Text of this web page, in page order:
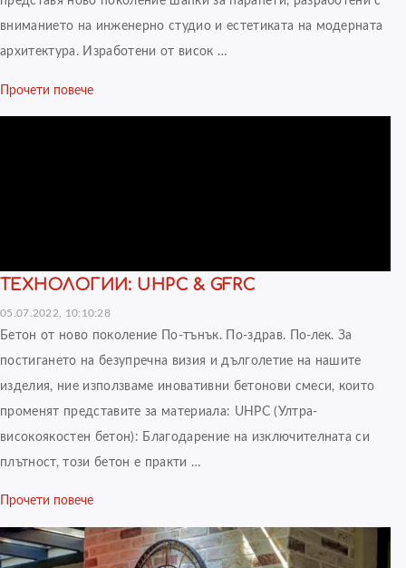
вниманието на инженерно студио и естетиката на модерната
архитектура. Изработени от висок …
Прочети повече
ТЕХНОЛОГИИ: UHPC & GFRC
05.07.2022, 10:10:28
Бетон от ново поколение По-тънък. По-здрав. По-лек. За
постигането на безупречна визия и дълголетие на нашите
изделия, ние използваме иновативни бетонови смеси, които
променят представите за материала: UHPC (Ултра-
високоякостен бетон): Благодарение на изключителната си
плътност, този бетон е практи …
Прочети повече